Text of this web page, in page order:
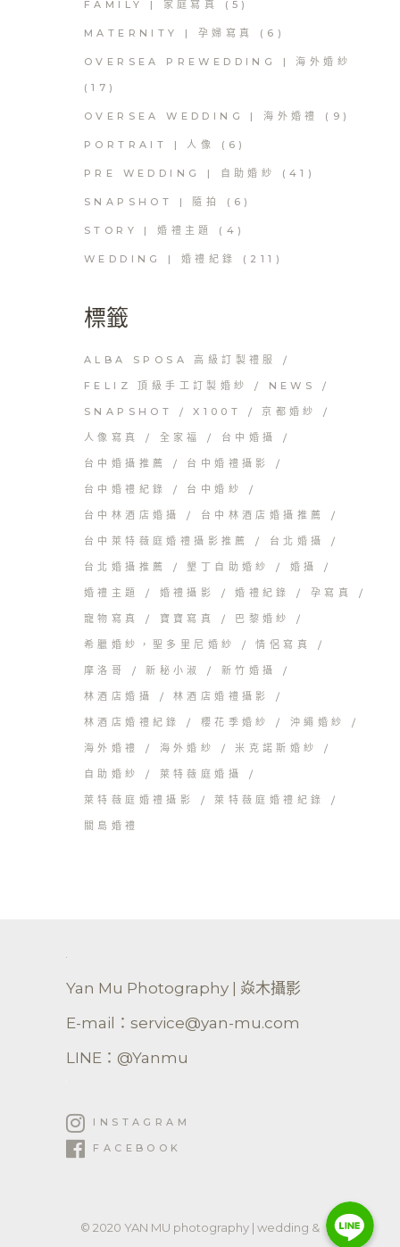
FAMILY | 家庭寫真 (5)
MATERNITY | 孕婦寫真 (6)
OVERSEA PREWEDDING | 海外婚紗
(17)
OVERSEA WEDDING | 海外婚禮 (9)
PORTRAIT | 人像 (6)
PRE WEDDING | 自助婚紗 (41)
SNAPSHOT | 隨拍 (6)
STORY | 婚禮主題 (4)
WEDDING | 婚禮紀錄 (211)
標籤
ALBA SPOSA 高級訂製禮服
FELIZ 頂級手工訂製婚紗 NEWS
SNAPSHOT X100T 京都婚紗
人像寫真 全家福 台中婚攝
台中婚攝推薦 台中婚禮攝影
台中婚禮紀錄 台中婚紗
台中林酒店婚攝 台中林酒店婚攝推薦
台中萊特薇庭婚禮攝影推薦 台北婚攝
台北婚攝推薦 墾丁自助婚紗 婚攝
婚禮主題 婚禮攝影 婚禮紀錄 孕寫真
寵物寫真 寶寶寫真 巴黎婚紗
希臘婚紗，聖多里尼婚紗 情侶寫真
摩洛哥 新秘小淑 新竹婚攝
林酒店婚攝 林酒店婚禮攝影
林酒店婚禮紀錄 櫻花季婚紗 沖繩婚紗
海外婚禮 海外婚紗 米克諾斯婚紗
自助婚紗 萊特薇庭婚攝
萊特薇庭婚禮攝影 萊特薇庭婚禮紀錄
關島婚禮
Yan Mu Photography | 焱木攝影
E-mail：service@yan-mu.com
LINE：@Yanmu
INSTAGRAM
FACEBOOK
© 2020 YAN MU photography | wedding &
Line
Line
Line